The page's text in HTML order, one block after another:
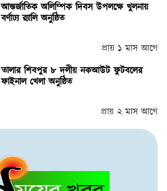
আন্তর্জাতিক অলিম্পিক দিবস উপলক্ষে খুলনায়
বর্ণাঢ্য র‌্যালি অনুষ্ঠিত
প্রায় ১ মাস আগে
তালার শিবপুর ৮ দলীয় নকআউট ফুটবলের
ফাইনাল খেলা অনুষ্ঠিত
প্রায় ২ মাস আগে